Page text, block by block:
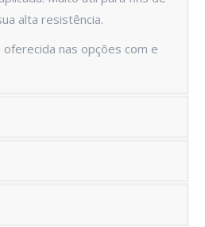
alta resistência.
oferecida nas opções com e